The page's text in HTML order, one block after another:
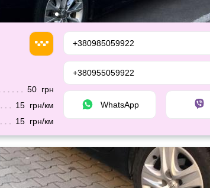
50 грн
15 грн/км
15 грн/км
+380985059922
+380955059922
WhatsApp